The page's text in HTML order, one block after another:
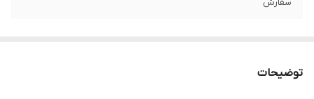
سفارش
توضیحات